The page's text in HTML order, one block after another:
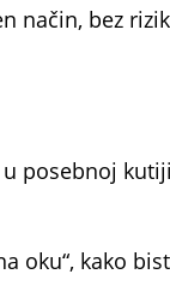
način, bez
posebnoj
oku“, kako